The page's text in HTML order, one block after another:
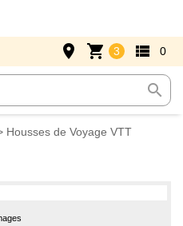
search
place shopping_cart 3 view_list 0
Housses de Voyage VTT